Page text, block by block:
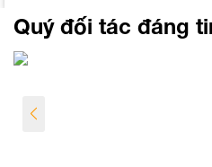
Quý đối tác đáng